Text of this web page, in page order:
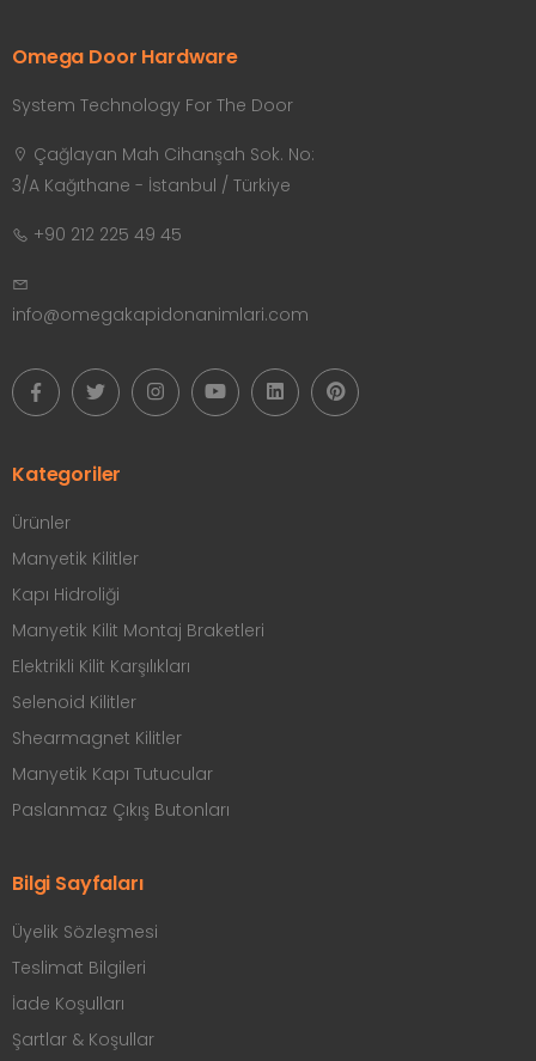
Omega Door Hardware
System Technology For The Door
Çağlayan Mah Cihanşah Sok. No:
3/A Kağıthane - İstanbul / Türkiye
+90 212 225 49 45
info@omegakapidonanimlari.com
Kategoriler
Ürünler
Manyetik Kilitler
Kapı Hidroliği
Manyetik Kilit Montaj Braketleri
Elektrikli Kilit Karşılıkları
Selenoid Kilitler
Shearmagnet Kilitler
Manyetik Kapı Tutucular
Paslanmaz Çıkış Butonları
Bilgi Sayfaları
Üyelik Sözleşmesi
Teslimat Bilgileri
İade Koşulları
Şartlar & Koşullar